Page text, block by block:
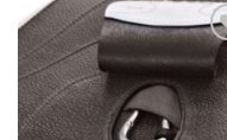
produkten
har
flera
varianter.
De